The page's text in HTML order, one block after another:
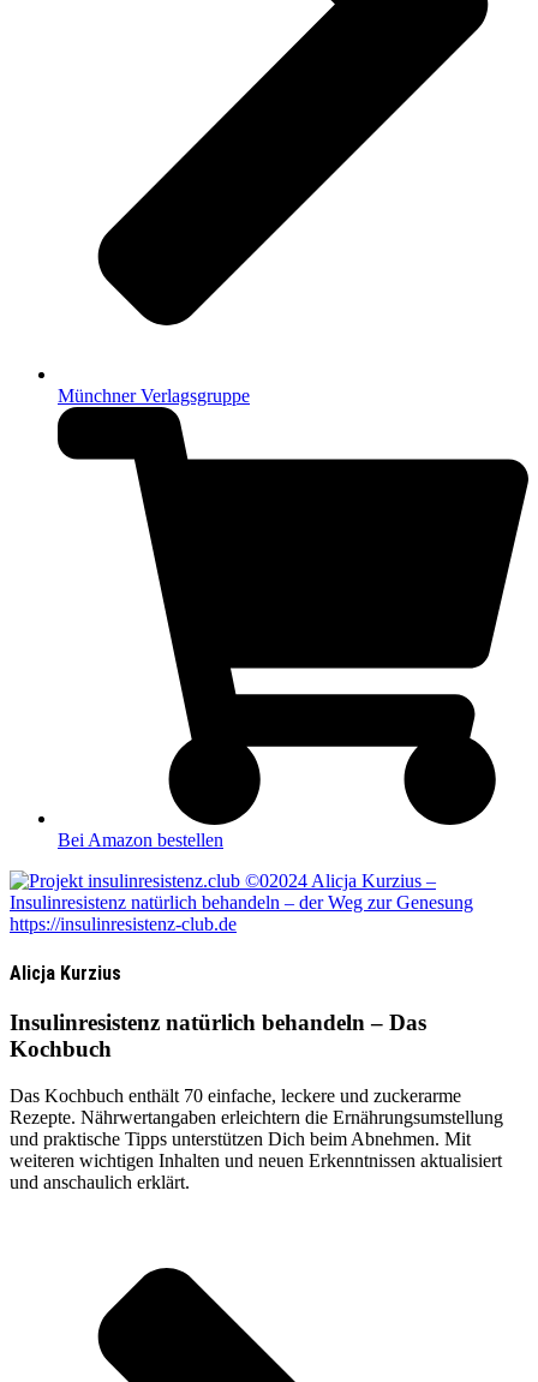
Münchner Verlagsgruppe
Bei Amazon bestellen
Alicja Kurzius
Insulinresistenz natürlich behandeln – Das
Kochbuch
Das Kochbuch enthält 70 einfache, leckere und zuckerarme
Rezepte. Nähr­wertangaben erleichtern die Ernährungs­umstellung
und praktische Tipps unterstützen Dich beim Abnehmen. Mit
weiteren wichtigen Inhalten und neuen Erkenntnissen aktualisiert
und anschaulich erklärt.